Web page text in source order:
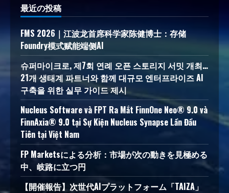
最近の投稿
FMS 2026｜江波龙首席科学家陈健博士：存储
Foundry模式赋能端侧AI
슈퍼마이크로, 제7회 연례 오픈 스토리지 서밋 개최…
21개 생태계 파트너와 함께 대규모 엔터프라이즈 AI
구축을 위한 실무 가이드 제시
Nucleus Software và FPT Ra Mắt FinnOne Neo® 9.0 và
FinnAxia® 9.0 tại Sự Kiện Nucleus Synapse Lần Đầu
Tiên tại Việt Nam
FP Marketsによる分析：市場が次の動きを見極める
中、岐路に立つ円
【開催報告】次世代AIプラットフォーム「TAIZA」